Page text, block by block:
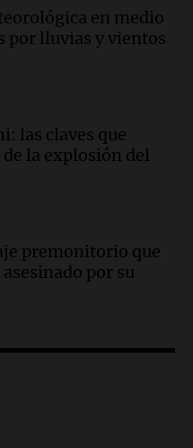
de panificados
al ir al
duplicar el
sustentable
en medio
por lluvias y vientos
las claves que
la explosión del
premonitorio que
por su